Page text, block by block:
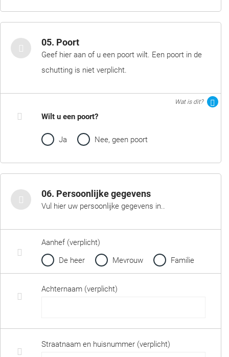
05. Poort
Geef hier aan of u een poort wilt. Een poort in de
schutting is niet verplicht.
Wat is dit?
Wilt u een poort?
Ja Nee, geen poort
06. Persoonlijke gegevens
Vul hier uw persoonlijke gegevens in..
Aanhef (verplicht)
De heer
Mevrouw Familie
Achternaam (verplicht)
Straatnaam en huisnummer (verplicht)